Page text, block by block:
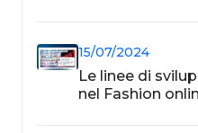
15/07/2024
Le linee di
nel Fashion